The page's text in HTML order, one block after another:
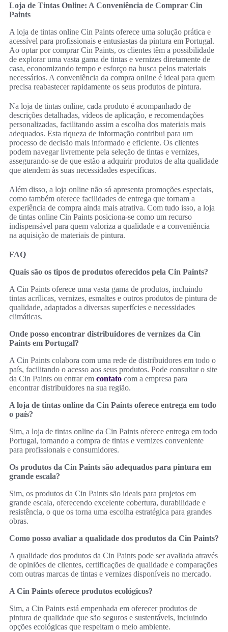
Loja de Tintas Online: A Conveniência de Comprar Cin
Paints
A loja de tintas online Cin Paints oferece uma solução prática e
acessível para profissionais e entusiastas da pintura em Portugal.
Ao optar por comprar Cin Paints, os clientes têm a possibilidade
de explorar uma vasta gama de tintas e vernizes diretamente de
casa, economizando tempo e esforço na busca pelos materiais
necessários. A conveniência da compra online é ideal para quem
precisa reabastecer rapidamente os seus produtos de pintura.
Na loja de tintas online, cada produto é acompanhado de
descrições detalhadas, vídeos de aplicação, e recomendações
personalizadas, facilitando assim a escolha dos materiais mais
adequados. Esta riqueza de informação contribui para um
processo de decisão mais informado e eficiente. Os clientes
podem navegar livremente pela seleção de tintas e vernizes,
assegurando-se de que estão a adquirir produtos de alta qualidade
que atendem às suas necessidades específicas.
Além disso, a loja online não só apresenta promoções especiais,
como também oferece facilidades de entrega que tornam a
experiência de compra ainda mais atrativa. Com tudo isso, a loja
de tintas online Cin Paints posiciona-se como um recurso
indispensável para quem valoriza a qualidade e a conveniência
na aquisição de materiais de pintura.
FAQ
Quais são os tipos de produtos oferecidos pela Cin Paints?
A Cin Paints oferece uma vasta gama de produtos, incluindo
tintas acrílicas, vernizes, esmaltes e outros produtos de pintura de
qualidade, adaptados a diversas superfícies e necessidades
climáticas.
Onde posso encontrar distribuidores de vernizes da Cin
Paints em Portugal?
A Cin Paints colabora com uma rede de distribuidores em todo o
país, facilitando o acesso aos seus produtos. Pode consultar o site
da Cin Paints ou entrar em contato com a empresa para
encontrar distribuidores na sua região.
A loja de tintas online da Cin Paints oferece entrega em todo
o país?
Sim, a loja de tintas online da Cin Paints oferece entrega em todo
Portugal, tornando a compra de tintas e vernizes conveniente
para profissionais e consumidores.
Os produtos da Cin Paints são adequados para pintura em
grande escala?
Sim, os produtos da Cin Paints são ideais para projetos em
grande escala, oferecendo excelente cobertura, durabilidade e
resistência, o que os torna uma escolha estratégica para grandes
obras.
Como posso avaliar a qualidade dos produtos da Cin Paints?
A qualidade dos produtos da Cin Paints pode ser avaliada através
de opiniões de clientes, certificações de qualidade e comparações
com outras marcas de tintas e vernizes disponíveis no mercado.
A Cin Paints oferece produtos ecológicos?
Sim, a Cin Paints está empenhada em oferecer produtos de
pintura de qualidade que são seguros e sustentáveis, incluindo
opções ecológicas que respeitam o meio ambiente.